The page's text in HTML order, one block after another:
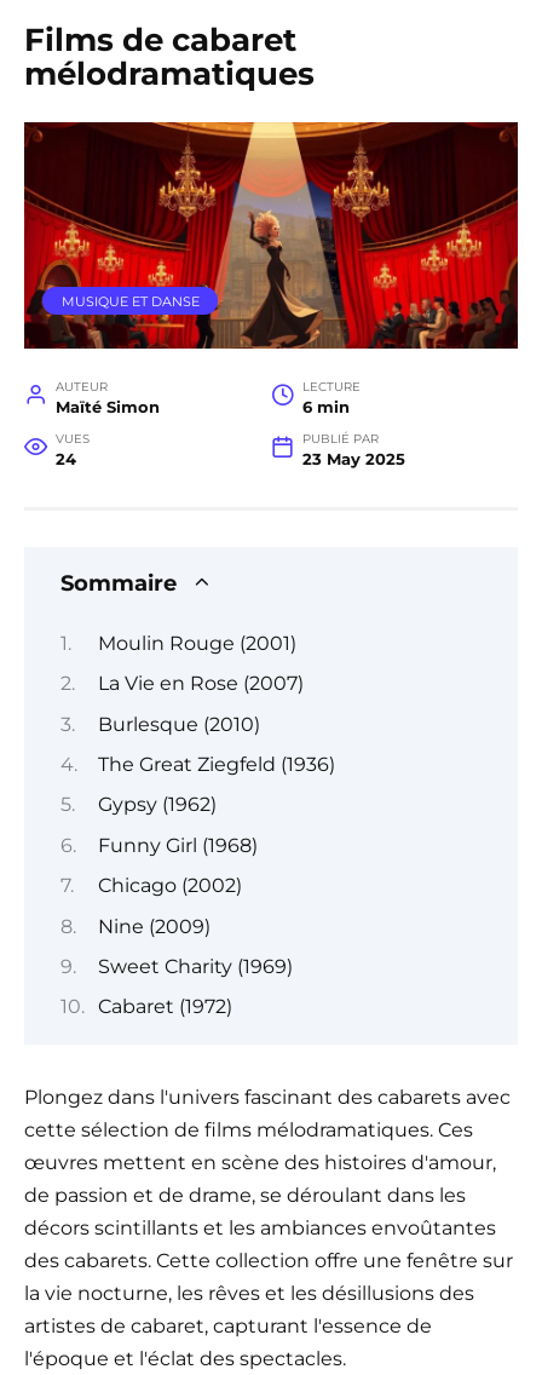
Films de cabaret
mélodramatiques
MUSIQUE ET DANSE
AUTEUR
Maïté Simon
LECTURE
6 min
VUES
24
PUBLIÉ PAR
23 May 2025
Sommaire
Moulin Rouge (2001)
La Vie en Rose (2007)
Burlesque (2010)
The Great Ziegfeld (1936)
Gypsy (1962)
Funny Girl (1968)
Chicago (2002)
Nine (2009)
Sweet Charity (1969)
Cabaret (1972)
Plongez dans l'univers fascinant des cabarets avec
cette sélection de films mélodramatiques. Ces
œuvres mettent en scène des histoires d'amour,
de passion et de drame, se déroulant dans les
décors scintillants et les ambiances envoûtantes
des cabarets. Cette collection offre une fenêtre sur
la vie nocturne, les rêves et les désillusions des
artistes de cabaret, capturant l'essence de
l'époque et l'éclat des spectacles.